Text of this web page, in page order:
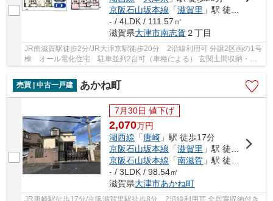
京阪石山坂本線 「滋賀里 」駅 徒歩11分
- / 4LDK / 111.57㎡
滋賀県大津市南志賀 ２丁目
JR南滋賀駅徒歩2分/JR大津京駅徒歩20分 2沿線利用可 分譲2区画の1号
棟 オール電化住宅 駐車並列2台可（車種による） 玄関土間収納・全
売買 | 中古一戸建
あかね町
7月30日 値下げ
2,070万円
湖西線 「唐崎 」駅 徒歩17分
京阪石山坂本線 「滋賀里 」駅 徒歩8分
京阪石山坂本線 「南滋賀 」駅 徒歩11分
- / 3LDK / 98.54㎡
滋賀県大津市あかね町